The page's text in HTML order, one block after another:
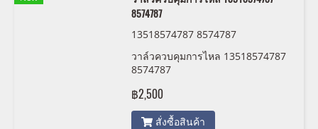
8574787
13518574787 8574787
วาล์วควบคุมการไหล 13518574787
8574787
฿2,500
สั่งซื้อสินค้า